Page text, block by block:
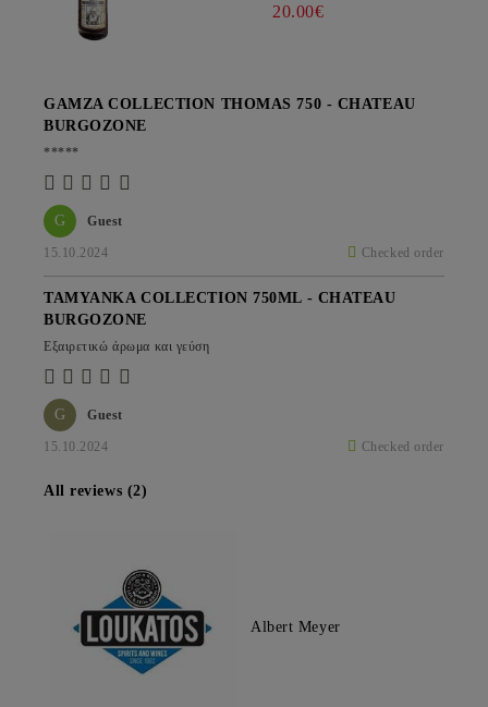
20.00€
G Guest
15.10.2024 Checked order
GAMZA COLLECTION THOMAS 750 - CHATEAU
BURGOZONE
*****
G Guest
15.10.2024 Checked order
TAMYANKA COLLECTION 750ML - CHATEAU
BURGOZONE
Εξαιρετικώ άρωμα και γεύση
All reviews (2)
Albert Meyer